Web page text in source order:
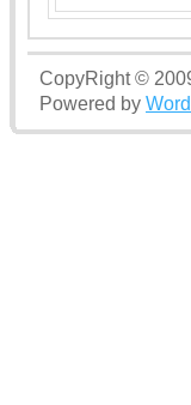
CopyRight ©
Powered by